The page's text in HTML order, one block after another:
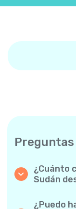
¿Cuánto
Sudán
para
¿Puedo